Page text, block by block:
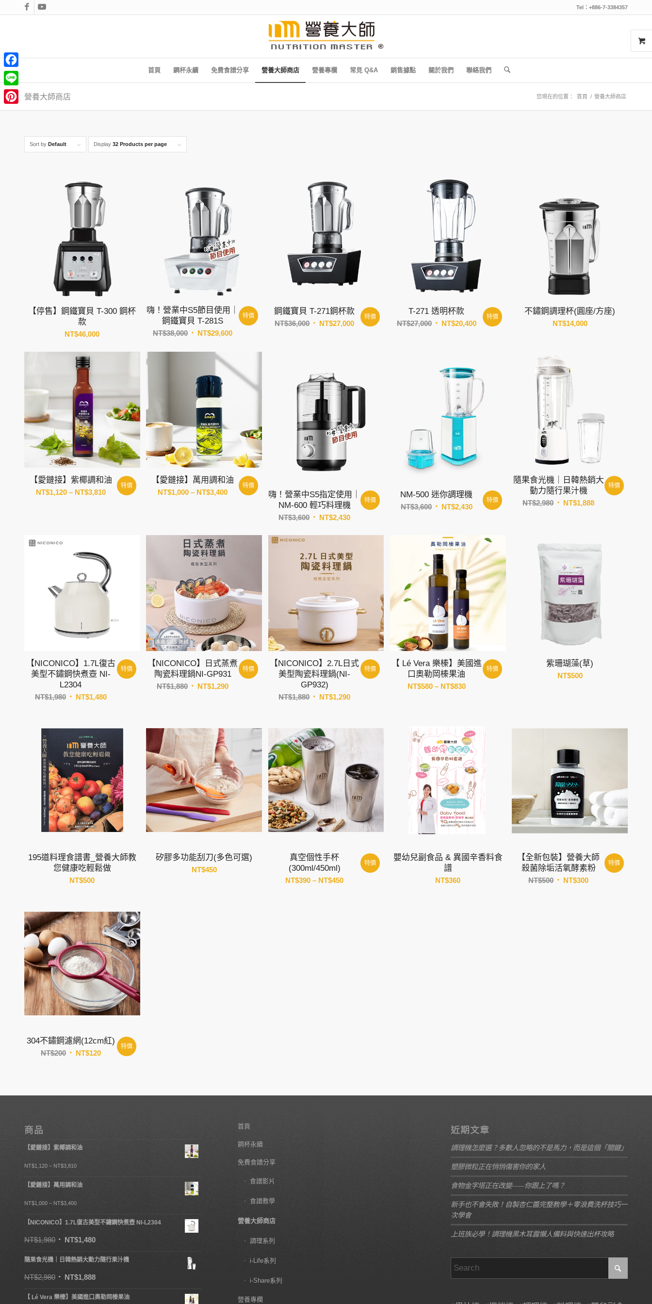
Tel：+886-7-3384357
首頁 鋼杯永續 免費食譜分享 營養大師商店 營養專欄 常見 Q&A 銷售據點 關於我們 聯絡我們
營養大師商店 您現在的位置： 首頁 / 營養大師商店
Sort by Default Display 32 Products per page
【停售】鋼鐵寶貝 T-300 鋼杯
款
NT$46,000
嗨！營業中S5節目使用｜
鋼鐵寶貝 T-281S
NT$38,000 原
NT$38,000。
NT$29,600目
格：
NT$29,600。
特價
鋼鐵寶貝 T-271鋼杯款
NT$36,000 原 NT$27,000目
特價
T-271 透明杯款
NT$27,000 原
NT$27,000。
NT$20,400目
特價
不鏽鋼調理杯(圓座/方座)
NT$14,000
【愛鏈接】紫椰調和油
NT$1,120 – NT$3,810價
NT$3,810
特價
【愛鏈接】萬用調和油
NT$1,000 – NT$3,400價
NT$1,000
特價
嗨！營業中S5指定使用｜
NM-600 輕巧料理機
NT$3,600 原
格：
NT$3,600。
NT$2,430目
格：
NT$2,430。
特價
NM-500 迷你調理機
NT$3,600 原
格：
NT$3,600。
NT$2,430目
格：
NT$2,430。
特價
隨果食光機｜日韓熱銷大
動力隨行果汁機
NT$2,980 原
NT$2,980。
NT$1,888目
特價
【NICONICO】1.7L復古
美型不鏽鋼快煮壺 NI-
L2304
NT$1,980 原
格：
NT$1,980。
NT$1,480目
格：
NT$1,480。
特價
【NICONICO】日式蒸煮
陶瓷料理鍋NI-GP931
NT$1,880 原
NT$1,880。
NT$1,290目
NT$1,290。
特價
【NICONICO】2.7L日式
美型陶瓷料理鍋(NI-
GP932)
NT$1,880 原
格：
NT$1,880。
NT$1,290目
格：
特價
【 Lé Vera 樂榛】美國進
口奧勒岡榛果油
NT$580 – NT$830價
NT$580
到
NT$830
特價
紫珊瑚藻(草)
NT$500
195道料理食譜書_營養大師教
您健康吃輕鬆做
NT$500
矽膠多功能刮刀(多色可選)
NT$450
真空個性手杯
(300ml/450ml)
NT$390 – NT$450價
特價
嬰幼兒副食品 & 異國辛香料食
譜
NT$360
【全新包裝】營養大師
殺菌除垢活氧酵素粉
NT$500 原 NT$300目
特價
304不鏽鋼濾網(12cm紅)
NT$200 原
NT$200。
NT$120目
NT$120。
特價
商品
【愛鏈接】紫椰調和油
NT$1,120 – NT$3,810
【愛鏈接】萬用調和油
NT$1,000 – NT$3,400
【NICONICO】1.7L復古美型不鏽鋼快煮壺 NI-L2304
NT$1,980 NT$1,480
隨果食光機｜日韓熱銷大動力隨行果汁機
NT$2,980 NT$1,888
【 Lé Vera 樂榛】美國進口奧勒岡榛果油
首頁
鋼杯永續
免費食譜分享
食譜影片
食譜教學
營養大師商店
調理系列
i-Life系列
i-Share系列
營養專欄
近期文章
調理機怎麼選？多數人忽略的不是馬力，而是這個「關鍵」
塑膠微粒正在悄悄傷害你的家人
食物金字塔正在改變——你跟上了嗎？
新手也不會失敗！自製杏仁醬完整教學＋零浪費洗杯技巧一
次學會
上班族必學！調理機黑木耳露懶人備料與快速出杯攻略
Facebook
Line
Pinterest